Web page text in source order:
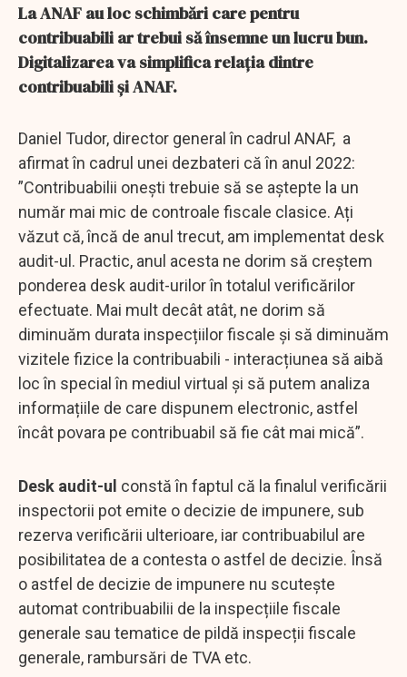
La ANAF au loc schimbări care pentru
contribuabili ar trebui să însemne un lucru bun.
Digitalizarea va simplifica relația dintre
contribuabili și ANAF.
Daniel Tudor, director general în cadrul ANAF, a
afirmat în cadrul unei dezbateri că în anul 2022:
”Contribuabilii onești trebuie să se aștepte la un
număr mai mic de controale fiscale clasice. Ați
văzut că, încă de anul trecut, am implementat desk
audit-ul. Practic, anul acesta ne dorim să creștem
ponderea desk audit-urilor în totalul verificărilor
efectuate. Mai mult decât atât, ne dorim să
diminuăm durata inspecțiilor fiscale și să diminuăm
vizitele fizice la contribuabili - interacțiunea să aibă
loc în special în mediul virtual și să putem analiza
informațiile de care dispunem electronic, astfel
încât povara pe contribuabil să fie cât mai mică”.
Desk audit-ul constă în faptul că la finalul verificării
inspectorii pot emite o decizie de impunere, sub
rezerva verificării ulterioare, iar contribuabilul are
posibilitatea de a contesta o astfel de decizie. Însă
o astfel de decizie de impunere nu scutește
automat contribuabilii de la inspecțiile fiscale
generale sau tematice de pildă inspecții fiscale
generale, rambursări de TVA etc.